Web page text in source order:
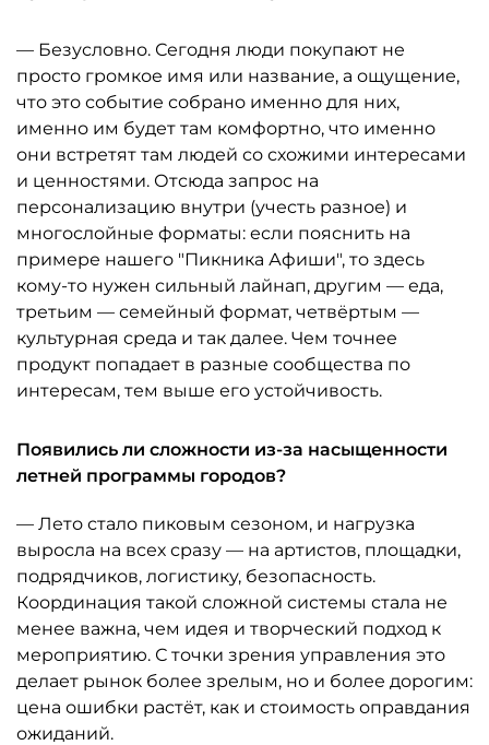
— Безусловно. Сегодня люди покупают не
просто громкое имя или название, а ощущение,
что это событие собрано именно для них,
именно им будет там комфортно, что именно
они встретят там людей со схожими интересами
и ценностями. Отсюда запрос на
персонализацию внутри (учесть разное) и
многослойные форматы: если пояснить на
примере нашего "Пикника Афиши", то здесь
кому-то нужен сильный лайнап, другим — еда,
третьим — семейный формат, четвёртым —
культурная среда и так далее. Чем точнее
продукт попадает в разные сообщества по
интересам, тем выше его устойчивость.
Появились ли сложности из-за насыщенности
летней программы городов?
— Лето стало пиковым сезоном, и нагрузка
выросла на всех сразу — на артистов, площадки,
подрядчиков, логистику, безопасность.
Координация такой сложной системы стала не
менее важна, чем идея и творческий подход к
мероприятию. С точки зрения управления это
делает рынок более зрелым, но и более дорогим:
цена ошибки растёт, как и стоимость оправдания
ожиданий.